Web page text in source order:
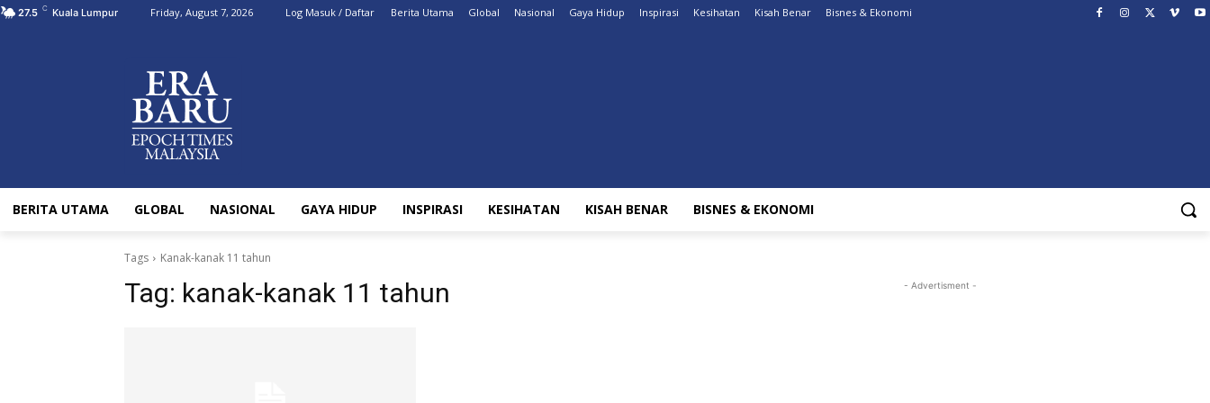
27.5 C Kuala Lumpur Friday, August 7, 2026 Log Masuk / Daftar Berita Utama Global Nasional Gaya Hidup Inspirasi Kesihatan Kisah Benar Bisnes & Ekonomi
BERITA UTAMA GLOBAL NASIONAL GAYA HIDUP INSPIRASI KESIHATAN KISAH BENAR BISNES & EKONOMI
Tags Kanak-kanak 11 tahun
Tag: kanak-kanak 11 tahun - Advertisment -